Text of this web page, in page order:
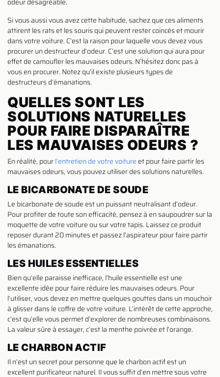
Si vous aussi vous avez cette habitude, sachez que ces aliments
attirent les rats et les souris qui peuvent rester coincés et mourir
dans votre voiture. C’est la raison pour laquelle vous devez vous
procurer un destructeur d’odeur. C’est une solution qui aura pour
effet de camoufler les mauvaises odeurs. N’hésitez donc pas à
vous en procurer. Notez qu’il existe plusieurs types de
destructeurs d’émanations.
QUELLES SONT LES
SOLUTIONS NATURELLES
POUR FAIRE DISPARAÎTRE
LES MAUVAISES ODEURS ?
En réalité, pourl’entretien de votre voiture et pour faire partir les
mauvaises odeurs, vous pouvez utiliser des solutions naturelles.
LE BICARBONATE DE SOUDE
Le bicarbonate de soude est un puissant neutralisant d’odeur.
Pour profiter de toute son efficacité, pensez à en saupoudrer sur la
moquette de votre voiture ou sur votre tapis. Laissez ce produit
reposer durant 20 minutes et passez l’aspirateur pour faire partir
les émanations.
LES HUILES ESSENTIELLES
Bien qu’elle paraisse inefficace, l’huile essentielle est une
excellente idée pour faire réduire les mauvaises odeurs. Pour
l’utiliser, vous devez en mettre quelques gouttes dans un mouchoir
à glisser dans le coffre de votre voiture. L’intérêt de cette approche,
c’est qu’elle vous permet d’explorer de nombreuses combinaisons.
La valeur sûre à essayer, c’est la menthe poivrée et l’orange.
LE CHARBON ACTIF
Il n’est un secret pour personne que le charbon actif est un
excellent purificateur naturel. Il vous suffit d’en mettre sous votre